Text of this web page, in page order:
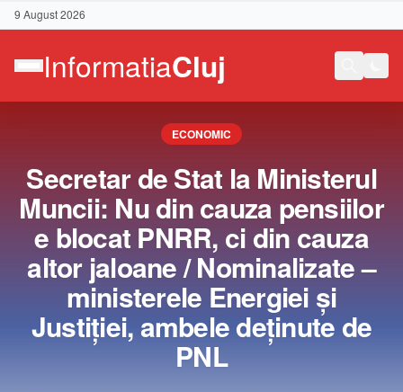
9 August 2026
ECONOMIC
Secretar de Stat la Ministerul
Muncii: Nu din cauza pensiilor
e blocat PNRR, ci din cauza
altor jaloane / Nominalizate –
ministerele Energiei şi
Justiţiei, ambele deţinute de
PNL